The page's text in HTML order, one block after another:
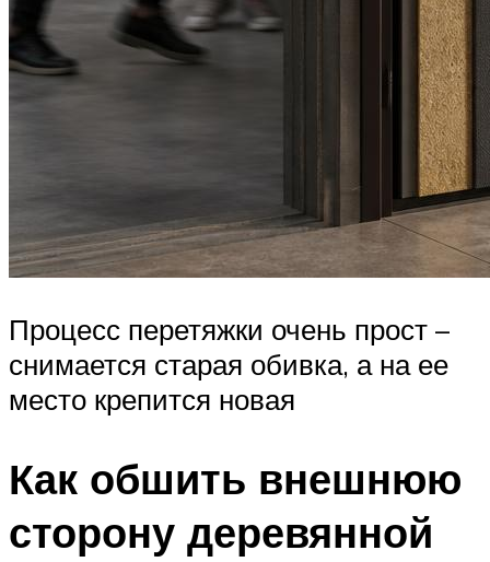
Процесс перетяжки очень прост –
снимается старая обивка, а на ее
место крепится новая
Как обшить внешнюю
сторону деревянной